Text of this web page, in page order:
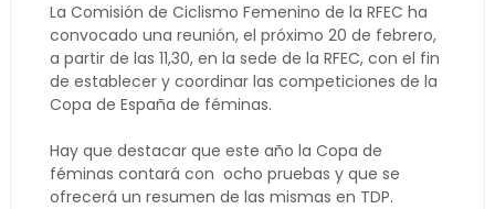
La Comisión de Ciclismo Femenino de la RFEC ha
convocado una reunión, el próximo 20 de febrero,
a partir de las 11,30, en la sede de la RFEC, con el fin
de establecer y coordinar las competiciones de la
Copa de España de féminas.
Hay que destacar que este año la Copa de
féminas contará con ocho pruebas y que se
ofrecerá un resumen de las mismas en TDP.